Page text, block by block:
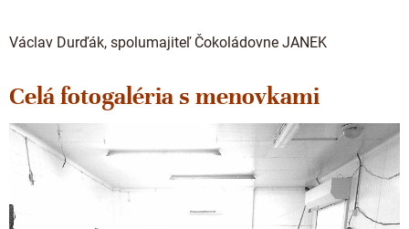
Václav Durďák, spolumajiteľ Čokoládovne JANEK
Celá fotogaléria s menovkami